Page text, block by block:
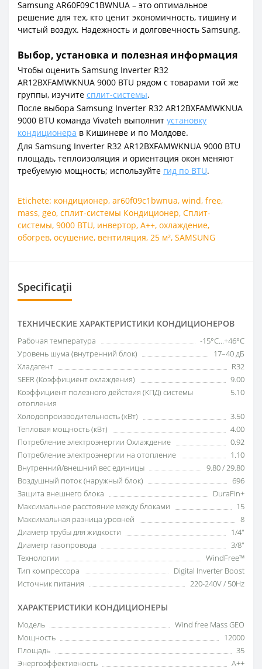
Samsung AR60F09C1BWNUA – это оптимальное
решение для тех, кто ценит экономичность, тишину и
чистый воздух. Надежность и долговечность Samsung.
Выбор, установка и полезная информация
Чтобы оценить Samsung Inverter R32
AR12BXFAMWKNUA 9000 BTU рядом с товарами той же
группы, изучите сплит-системы.
После выбора Samsung Inverter R32 AR12BXFAMWKNUA
9000 BTU команда Vivateh выполнит установку
кондиционера в Кишиневе и по Молдове.
Для Samsung Inverter R32 AR12BXFAMWKNUA 9000 BTU
площадь, теплоизоляция и ориентация окон меняют
требуемую мощность; используйте гид по BTU.
Etichete: кондиционер, ar60f09c1bwnua, wind, free,
mass, geo, сплит-системы Кондиционер, Сплит-
системы, 9000 BTU, инвертор, A++, охлаждение,
обогрев, осушение, вентиляция, 25 м², SAMSUNG
Specificații
ТЕХНИЧЕСКИЕ ХАРАКТЕРИСТИКИ КОНДИЦИОНЕРОВ
Рабочая температура
-15°C...+46°C
Уровень шума (внутренний блок)
17–40 дБ
Хладагент
R32
SEER (Коэффициент охлаждения)
9.00
Коэффициент полезного действия (КПД) системы
отопления
5.10
Холодопроизводительность (кВт)
3.50
Тепловая мощность (кВт)
4.00
Потребление электроэнергии Охлаждение
0.92
Потребление электроэнергии на отопление
1.10
Внутренний/внешний вес единицы
9.80 / 29.80
Воздушный поток (наружный блок)
696
Защита внешнего блока
DuraFin+
Максимальное расстояние между блоками
15
Максимальная разница уровней
8
Диаметр трубы для жидкости
1/4"
Диаметр газопровода
3/8"
Технологии
WindFree™
Тип компрессора
Digital Inverter Boost
Источник питания
220-240V / 50Hz
ХАРАКТЕРИСТИКИ КОНДИЦИОНЕРЫ
Модель
Wind free Mass GEO
Мощность
12000
Площадь
35
Энергоэффективность
A++